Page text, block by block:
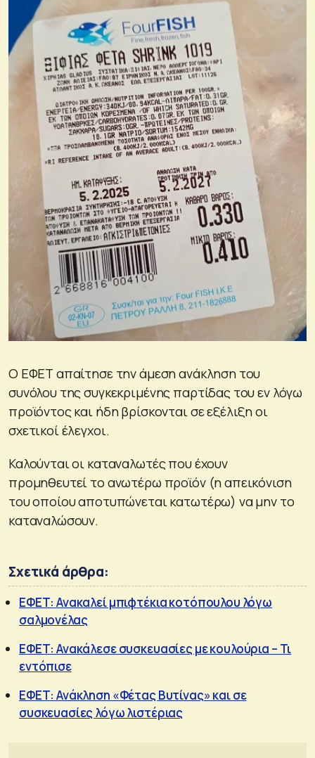
Ο ΕΦΕΤ απαίτησε την άμεση ανάκληση του
συνόλου της συγκεκριμένης παρτίδας του εν λόγω
προϊόντος και ήδη βρίσκονται σε εξέλιξη οι
σχετικοί έλεγχοι.
Καλούνται οι καταναλωτές που έχουν
προμηθευτεί το ανωτέρω προϊόν (η απεικόνιση
του οποίου αποτυπώνεται κατωτέρω) να μην το
καταναλώσουν.
Σχετικά άρθρα:
ΕΦΕΤ: Ανακαλεί μπιφτέκια κοτόπουλου λόγω
σαλμονέλας
ΕΦΕΤ: Ανακάλεσε συσκευασίες με κουλούρια – Τι
εντόπισε
ΕΦΕΤ: Ανάκληση «Φέτας Βυτίνας» και σε
συσκευασίες λόγω λιστέριας